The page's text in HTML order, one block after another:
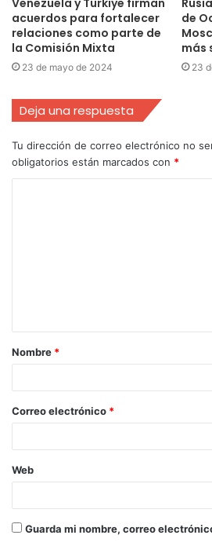
acuerdos para fortalecer
relaciones como parte de
la Comisión Mixta
23 de mayo de 2024
de
más
23
Deja una respuesta
Tu dirección de correo electrónico no
obligatorios están marcados con *
Nombre *
Correo electrónico *
Web
Guarda mi nombre, correo